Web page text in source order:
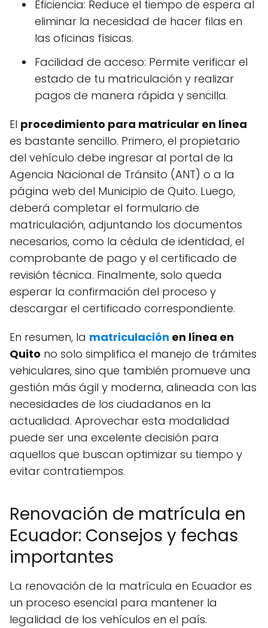
Eficiencia: Reduce el tiempo de espera al
eliminar la necesidad de hacer filas en
las oficinas físicas.
Facilidad de acceso: Permite verificar el
estado de tu matriculación y realizar
pagos de manera rápida y sencilla.
El procedimiento para matricular en línea
es bastante sencillo. Primero, el propietario
del vehículo debe ingresar al portal de la
Agencia Nacional de Tránsito (ANT) o a la
página web del Municipio de Quito. Luego,
deberá completar el formulario de
matriculación, adjuntando los documentos
necesarios, como la cédula de identidad, el
comprobante de pago y el certificado de
revisión técnica. Finalmente, solo queda
esperar la confirmación del proceso y
descargar el certificado correspondiente.
En resumen, la matriculación en línea en
Quito no solo simplifica el manejo de trámites
vehiculares, sino que también promueve una
gestión más ágil y moderna, alineada con las
necesidades de los ciudadanos en la
actualidad. Aprovechar esta modalidad
puede ser una excelente decisión para
aquellos que buscan optimizar su tiempo y
evitar contratiempos.
Renovación de matrícula en
Ecuador: Consejos y fechas
importantes
La renovación de la matrícula en Ecuador es
un proceso esencial para mantener la
legalidad de los vehículos en el país.